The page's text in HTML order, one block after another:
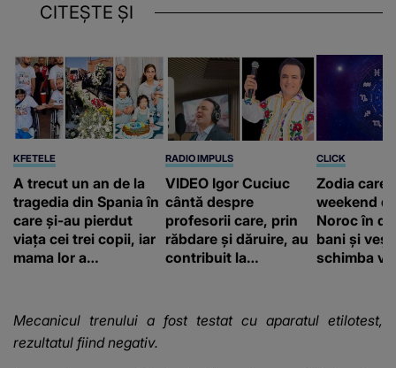
CITEȘTE ȘI
KFETELE
A trecut un an de la
tragedia din Spania în
care și-au pierdut
viața cei trei copii, iar
mama lor a…
RADIO IMPULS
VIDEO Igor Cuciuc
cântă despre
profesorii care, prin
răbdare și dăruire, au
contribuit la
ASTĂZI. Ce spune
despre dascălii care
CLICK
Zodia care
weekend
Noroc în
bani și
schimba
Mecanicul trenului a fost testat cu aparatul etilotest,
rezultatul fiind negativ.